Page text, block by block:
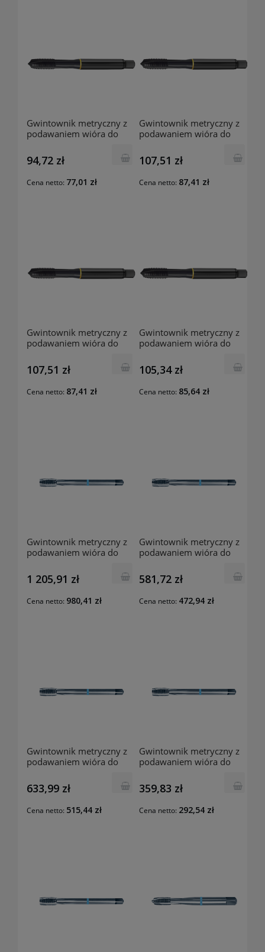
Gwintownik metryczny z
podawaniem wióra do
94,72 zł
Cena netto: 77,01 zł
Gwintownik metryczny z
podawaniem wióra do
107,51 zł
Cena netto: 87,41 zł
Gwintownik metryczny z
podawaniem wióra do
107,51 zł
Cena netto: 87,41 zł
Gwintownik metryczny z
podawaniem wióra do
105,34 zł
Cena netto: 85,64 zł
Gwintownik metryczny z
podawaniem wióra do
1 205,91 zł
Cena netto: 980,41 zł
Gwintownik metryczny z
podawaniem wióra do
581,72 zł
Cena netto: 472,94 zł
Gwintownik metryczny z
podawaniem wióra do
633,99 zł
Cena netto: 515,44 zł
Gwintownik metryczny z
podawaniem wióra do
359,83 zł
Cena netto: 292,54 zł